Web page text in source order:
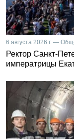
6 августа 2026 г. —
Ректор Санкт-
императрицы